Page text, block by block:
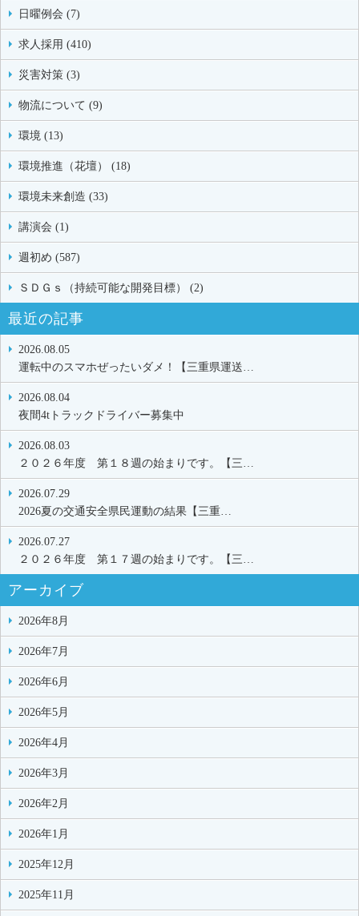
日曜例会 (7)
求人採用 (410)
災害対策 (3)
物流について (9)
環境 (13)
環境推進（花壇） (18)
環境未来創造 (33)
講演会 (1)
週初め (587)
ＳＤＧｓ（持続可能な開発目標） (2)
最近の記事
2026.08.05
運転中のスマホぜったいダメ！【三重県運送…
2026.08.04
夜間4tトラックドライバー募集中
2026.08.03
２０２６年度 第１８週の始まりです。【三…
2026.07.29
2026夏の交通安全県民運動の結果【三重…
2026.07.27
２０２６年度 第１７週の始まりです。【三…
アーカイブ
2026年8月
2026年7月
2026年6月
2026年5月
2026年4月
2026年3月
2026年2月
2026年1月
2025年12月
2025年11月